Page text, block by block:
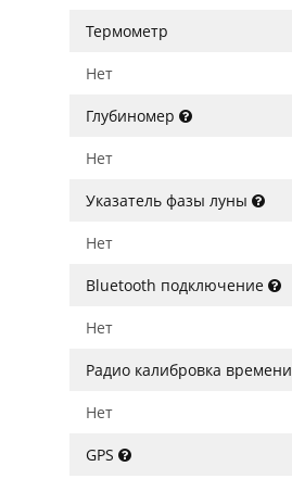
Термометр
Нет
Глубиномер
Нет
Указатель фазы луны
Нет
Bluetooth подключение
Нет
Радио калибровка времени
Нет
GPS